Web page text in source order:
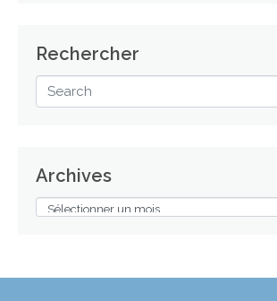
Rechercher
Archives